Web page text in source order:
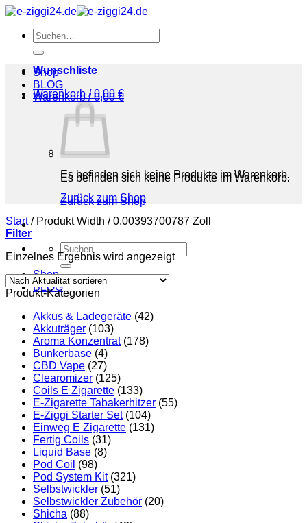
Zum
springenSuchen
nach:
Shop
BLOG
Warenkorb /0,00€
Es befinden sich keine Produkte im Warenkorb.
Zurück zum Shop
Suchen
nach:
Shop
BLOG
Wunschliste
Warenkorb /0,00 €
Es befinden sich keine Produkte im Warenkorb.
Zurück zum Shop
Start /Produkt Width /0.00393700787 Zoll
Filter
Einzelnes Ergebnis wird angezeigt
Produkt-Kategorien
Akkus & Ladegeräte (42)
Akkuträger (103)
Aroma Konzentrat (178)
Bunkerbase (4)
CBD Vape (27)
Clearomizer (125)
Coils E Zigarette (133)
E-Zigarette Tabakerhitzer (55)
E-Ziggi Starter Set (104)
Einweg E Zigarette (131)
Fertig Coils (31)
Liquid Base (8)
Pod Coil (98)
Pod System Kit (321)
Selbstwickler (51)
Selbstwickler Zubehör (20)
Shicha (88)